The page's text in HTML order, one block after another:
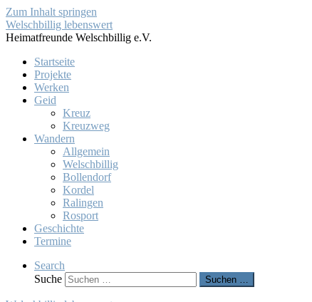
Zum Inhalt springen
Welschbillig lebenswert
Heimatfreunde Welschbillig e.V.
Startseite
Projekte
Werken
Geid
Kreuz
Kreuzweg
Wandern
Allgemein
Welschbillig
Bollendorf
Kordel
Ralingen
Rosport
Geschichte
Termine
Search
Suche
Suchen …